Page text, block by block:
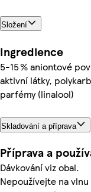
Složení
Ingredience
5-15 % aniontové
aktivní látky,
parfémy (linalool)
Skladování a příprava
Příprava a
Dávkování viz obal.
Nepoužívejte na vlnu